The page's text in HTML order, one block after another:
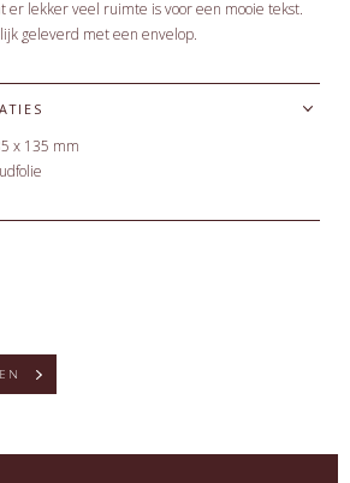
er lekker veel ruimte is voor een mooie tekst.
geleverd met een envelop.
x 135 mm